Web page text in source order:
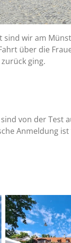
wir am
über die
ging.
von der Test
Anmeldung